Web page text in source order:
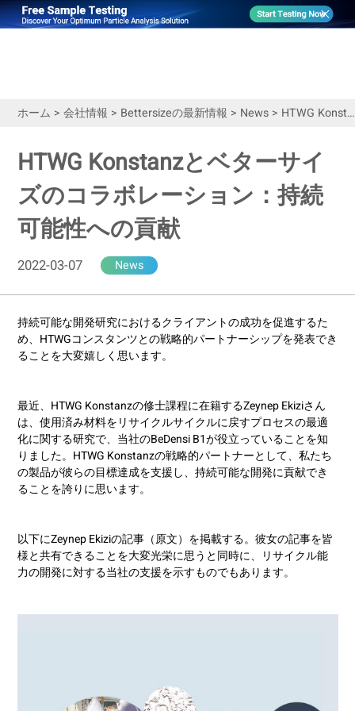
ホーム > 会社情報 > Bettersizeの最新情報 > News> HTWG Konstanzとベターサイズのコラボレーション：持続可能性への貢献
HTWG Konstanzとベターサイ
ズのコラボレーション：持続
可能性への貢献
2022-03-07 News
持続可能な開発研究におけるクライアントの成功を促進するた
め、HTWGコンスタンツとの戦略的パートナーシップを発表でき
ることを大変嬉しく思います。
最近、HTWG Konstanzの修士課程に在籍するZeynep Ekiziさん
は、使用済み材料をリサイクルサイクルに戻すプロセスの最適
化に関する研究で、当社のBeDensi B1が役立っていることを知
りました。HTWG Konstanzの戦略的パートナーとして、私たち
の製品が彼らの目標達成を支援し、持続可能な開発に貢献でき
ることを誇りに思います。
以下にZeynep Ekiziの記事（原文）を掲載する。彼女の記事を皆
様と共有できることを大変光栄に思うと同時に、リサイクル能
力の開発に対する当社の支援を示すものでもあります。